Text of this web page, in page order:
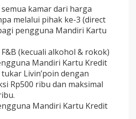
semua kamar dari harga
melalui pihak ke-3 (direct
pengguna Mandiri Kartu
F&B (kecuali alkohol & rokok)
Mandiri Kartu Kredit
tukar Livin’poin dengan
Rp500 ribu dan maksimal
Mandiri Kartu Kredit